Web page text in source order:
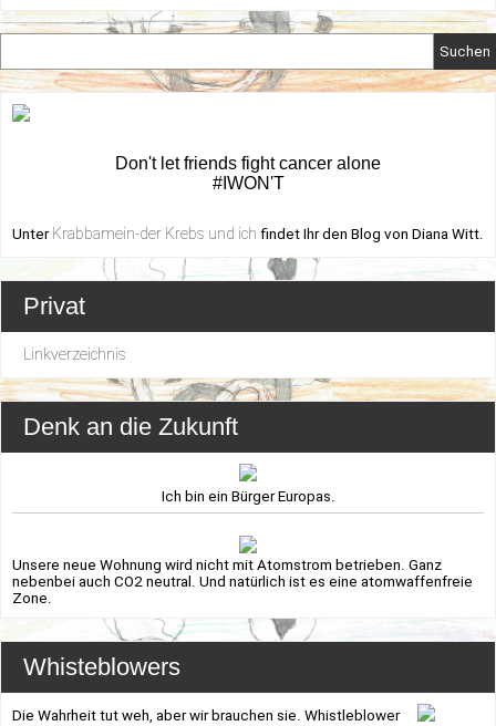
Suchen
Don't let friends fight cancer alone
#IWON'T
Unter Krabbamein-der Krebs und ich findet Ihr den Blog von Diana Witt.
Privat
Linkverzeichnis
Denk an die Zukunft
Ich bin ein Bürger Europas.
Unsere neue Wohnung wird nicht mit Atomstrom betrieben. Ganz
nebenbei auch CO2 neutral. Und natürlich ist es eine atomwaffenfreie
Zone.
Whisteblowers
Die Wahrheit tut weh, aber wir brauchen sie. Whistleblower